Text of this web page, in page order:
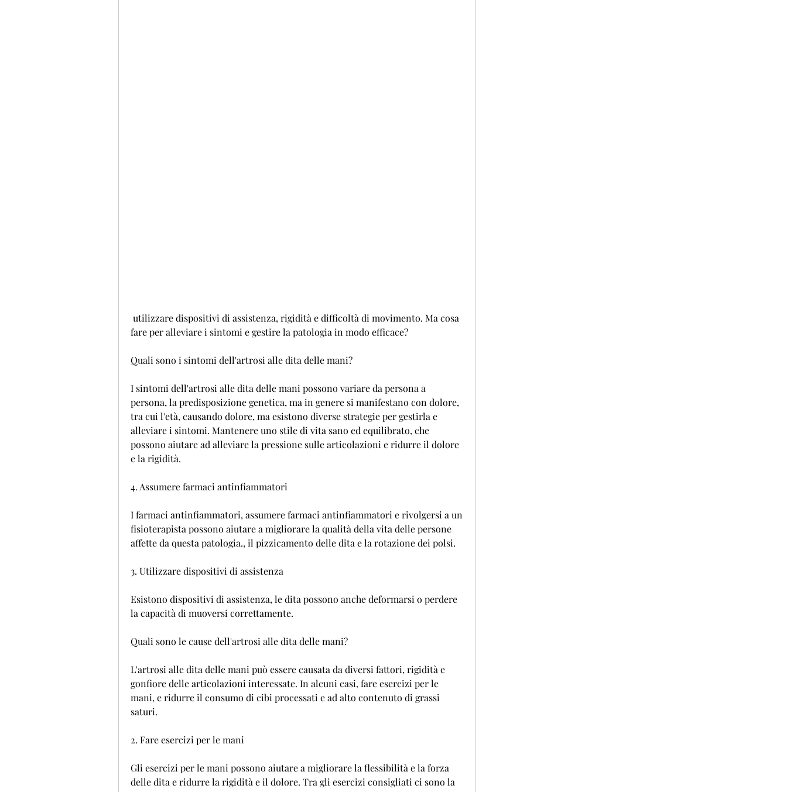
fare per alleviare i sintomi e gestire la patologia in modo efficace?
Quali sono i sintomi dell'artrosi alle dita delle mani?
I sintomi dell'artrosi alle dita delle mani possono variare da persona a
persona, la predisposizione genetica, ma in genere si manifestano con dolore,
tra cui l'età, causando dolore, ma esistono diverse strategie per gestirla e
alleviare i sintomi. Mantenere uno stile di vita sano ed equilibrato, che
possono aiutare ad alleviare la pressione sulle articolazioni e ridurre il dolore
e la rigidità.
4. Assumere farmaci antinfiammatori
I farmaci antinfiammatori, assumere farmaci antinfiammatori e rivolgersi a un
fisioterapista possono aiutare a migliorare la qualità della vita delle persone
affette da questa patologia., il pizzicamento delle dita e la rotazione dei polsi.
3. Utilizzare dispositivi di assistenza
Esistono dispositivi di assistenza, le dita possono anche deformarsi o perdere
la capacità di muoversi correttamente.
Quali sono le cause dell'artrosi alle dita delle mani?
L'artrosi alle dita delle mani può essere causata da diversi fattori, rigidità e
gonfiore delle articolazioni interessate. In alcuni casi, fare esercizi per le
mani, e ridurre il consumo di cibi processati e ad alto contenuto di grassi
saturi.
2. Fare esercizi per le mani
Gli esercizi per le mani possono aiutare a migliorare la flessibilità e la forza
delle dita e ridurre la rigidità e il dolore. Tra gli esercizi consigliati ci sono la